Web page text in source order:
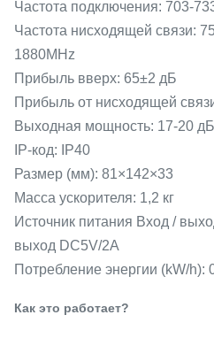
Частота подключения: 703-
Частота нисходящей связи:
1880MHz
Прибыль вверх: 65±2 дБ
Прибыль от нисходящей
Выходная мощность: 17-20
IP-код: IP40
Размер (мм): 81×142×33
Масса ускорителя: 1,2 кг
Источник питания Вход /
выход DC5V/2A
Потребление энергии (kW/h):
Как это работает?